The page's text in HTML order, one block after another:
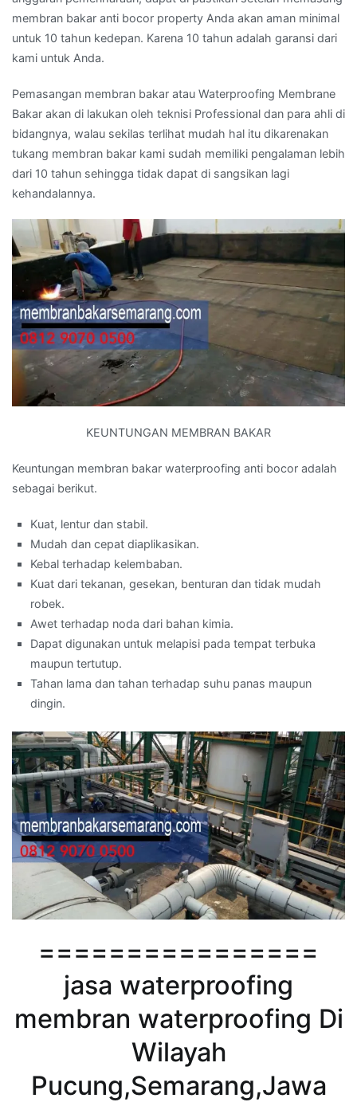
membran bakar anti bocor property Anda akan aman minimal
untuk 10 tahun kedepan. Karena 10 tahun adalah garansi dari
kami untuk Anda.
Pemasangan membran bakar atau Waterproofing Membrane
Bakar akan di lakukan oleh teknisi Professional dan para ahli di
bidangnya, walau sekilas terlihat mudah hal itu dikarenakan
tukang membran bakar kami sudah memiliki pengalaman lebih
dari 10 tahun sehingga tidak dapat di sangsikan lagi
kehandalannya.
KEUNTUNGAN MEMBRAN BAKAR
Keuntungan membran bakar waterproofing anti bocor adalah
sebagai berikut.
Kuat, lentur dan stabil.
Mudah dan cepat diaplikasikan.
Kebal terhadap kelembaban.
Kuat dari tekanan, gesekan, benturan dan tidak mudah
robek.
Awet terhadap noda dari bahan kimia.
Dapat digunakan untuk melapisi pada tempat terbuka
maupun tertutup.
Tahan lama dan tahan terhadap suhu panas maupun
dingin.
================
jasa waterproofing
membran waterproofing Di
Wilayah
Pucung,Semarang,Jawa